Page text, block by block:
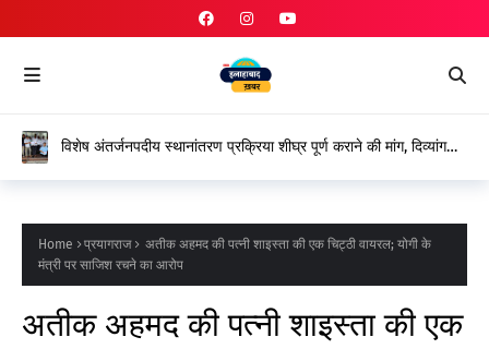
विशेष अंतर्जनपदीय स्थानांतरण प्रक्रिया शीघ्र पूर्ण कराने की मांग, दिव्यांग
Home प्रयागराज
अतीक अहमद की पत्नी शाइस्ता की एक चिट्ठी वायरल; योगी के
मंत्री पर साजिश रचने का आरोप
अतीक अहमद की पत्नी शाइस्ता की एक